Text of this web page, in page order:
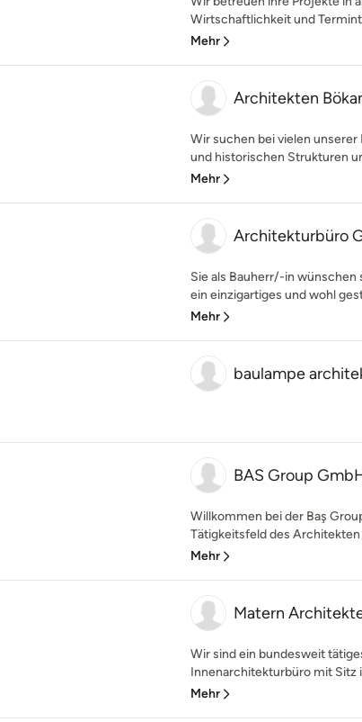
Wirtschaftlichkeit und
Mehr
Architekten
Wir suchen bei vielen
und historischen Strukturen
Mehr
Architekturbüro
Sie als Bauherr/-in
ein einzigartiges und wohl
Mehr
baulampe
BAS Group
Willkommen bei der Baş
Tätigkeitsfeld des
Mehr
Matern
Wir sind ein bundesweit
Innenarchitekturbüro mit Sitz
Mehr